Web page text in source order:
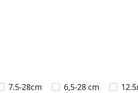
7.5-28cm 6,5-28 cm